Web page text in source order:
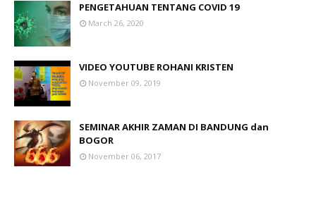
PENGETAHUAN TENTANG COVID 19
March 26, 2020
VIDEO YOUTUBE ROHANI KRISTEN
November 09, 2019
SEMINAR AKHIR ZAMAN DI BANDUNG dan
BOGOR
November 06, 2017